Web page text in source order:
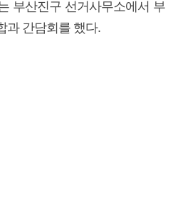
부산진구 선거사무소에서 부
과 간담회를 했다.